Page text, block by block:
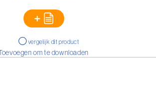
vergelijk dit product
om te downloaden